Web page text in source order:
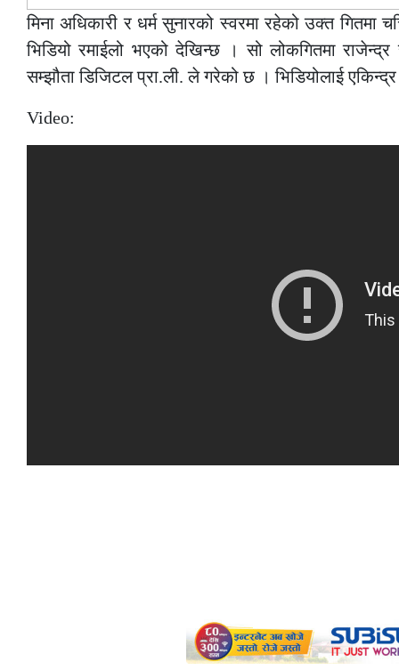
मिना अधिकारी र धर्म सुनारको स्वरमा रहेको उक्त गितमा
भिडियो रमाईलो भएको देखिन्छ । सो लोकगितमा
सम्झौता डिजिटल प्रा.ली. ले गरेको छ । भिडियोलाई
Video: